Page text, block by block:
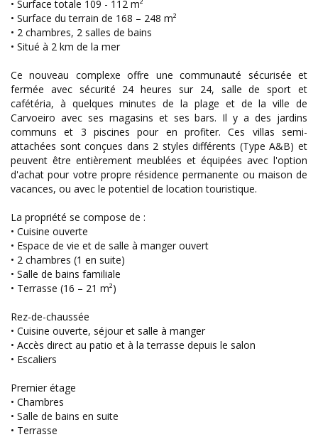
• Surface totale 109 - 112 m²
• Surface du terrain de 168 – 248 m²
• 2 chambres, 2 salles de bains
• Situé à 2 km de la mer
Ce nouveau complexe offre une communauté sécurisée et
fermée avec sécurité 24 heures sur 24, salle de sport et
cafétéria, à quelques minutes de la plage et de la ville de
Carvoeiro avec ses magasins et ses bars. Il y a des jardins
communs et 3 piscines pour en profiter. Ces villas semi-
attachées sont conçues dans 2 styles différents (Type A&B) et
peuvent être entièrement meublées et équipées avec l'option
d'achat pour votre propre résidence permanente ou maison de
vacances, ou avec le potentiel de location touristique.
La propriété se compose de :
• Cuisine ouverte
• Espace de vie et de salle à manger ouvert
• 2 chambres (1 en suite)
• Salle de bains familiale
• Terrasse (16 – 21 m²)
Rez-de-chaussée
• Cuisine ouverte, séjour et salle à manger
• Accès direct au patio et à la terrasse depuis le salon
• Escaliers
Premier étage
• Chambres
• Salle de bains en suite
• Terrasse